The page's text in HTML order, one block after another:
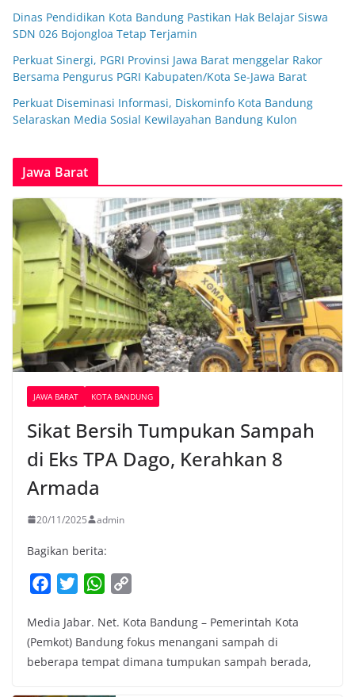
Dinas Pendidikan Kota Bandung Pastikan Hak Belajar Siswa
SDN 026 Bojongloa Tetap Terjamin
Perkuat Sinergi, PGRI Provinsi Jawa Barat menggelar Rakor
Bersama Pengurus PGRI Kabupaten/Kota Se-Jawa Barat
Perkuat Diseminasi Informasi, Diskominfo Kota Bandung
Selaraskan Media Sosial Kewilayahan Bandung Kulon
Jawa Barat
JAWA BARAT KOTA BANDUNG
Sikat Bersih Tumpukan Sampah
di Eks TPA Dago, Kerahkan 8
Armada
20/11/2025 admin
Bagikan berita:
c
e
b
i
t
t
W
a
t
s
p
y
L
Media Jabar. Net. Kota Bandung – Pemerintah Kota
(Pemkot) Bandung fokus menangani sampah di
beberapa tempat dimana tumpukan sampah berada,